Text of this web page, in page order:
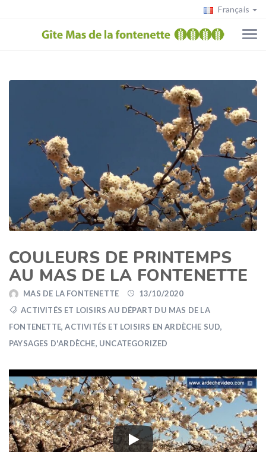
Français
COULEURS DE PRINTEMPS
AU MAS DE LA FONTENETTE
MAS DE LA FONTENETTE
13/10/2020
ACTIVITÉS ET LOISIRS AU DÉPART DU MAS DE LA
FONTENETTE,ACTIVITÉS ET LOISIRS EN ARDÈCHE SUD,
PAYSAGES D'ARDÈCHE, UNCATEGORIZED